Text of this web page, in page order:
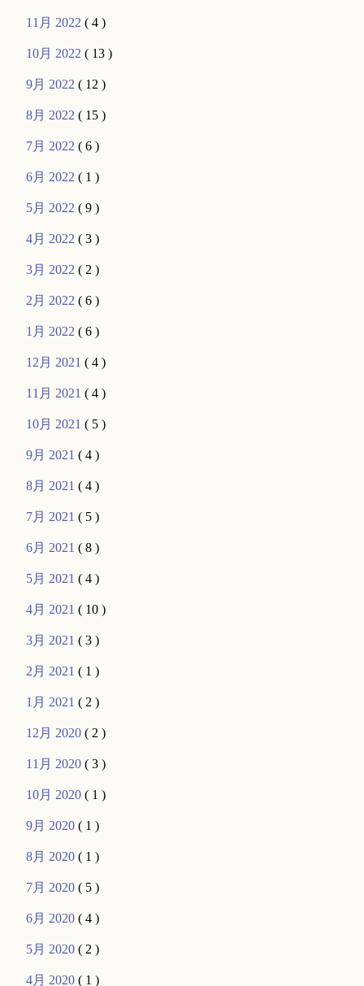
11月 2022( 4 )
10月 2022( 13 )
9月 2022( 12 )
8月 2022( 15 )
7月 2022( 6 )
6月 2022( 1 )
5月 2022( 9 )
4月 2022( 3 )
3月 2022( 2 )
2月 2022( 6 )
1月 2022( 6 )
12月 2021( 4 )
11月 2021( 4 )
10月 2021( 5 )
9月 2021( 4 )
8月 2021( 4 )
7月 2021( 5 )
6月 2021( 8 )
5月 2021( 4 )
4月 2021( 10 )
3月 2021( 3 )
2月 2021( 1 )
1月 2021( 2 )
12月 2020( 2 )
11月 2020( 3 )
10月 2020( 1 )
9月 2020( 1 )
8月 2020( 1 )
7月 2020( 5 )
6月 2020( 4 )
5月 2020( 2 )
4月 2020( 1 )